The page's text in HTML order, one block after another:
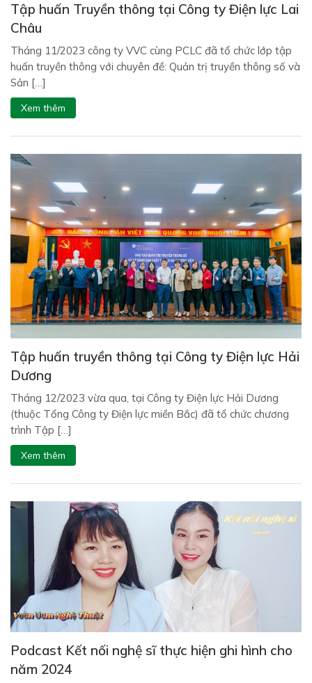
Tập huấn Truyền thông tại Công ty Điện lực Lai
Châu
Tháng 11/2023 công ty VVC cùng PCLC đã tổ chức lớp tập
huấn truyền thông với chuyên đề: Quản trị truyền thông số và
Sản […]
Xem thêm
Tập huấn truyền thông tại Công ty Điện lực Hải
Dương
Tháng 12/2023 vừa qua, tại Công ty Điện lực Hải Dương
(thuộc Tổng Công ty Điện lực miền Bắc) đã tổ chức chương
trình Tập […]
Xem thêm
Podcast Kết nối nghệ sĩ thực hiện ghi hình cho
năm 2024